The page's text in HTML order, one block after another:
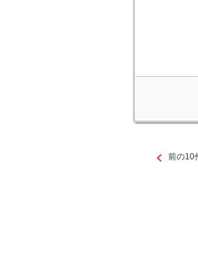
前の10